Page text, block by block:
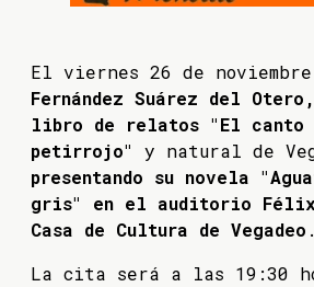
El viernes 26 de noviembre
Fernández Suárez del
libro de relatos "El canto
petirrojo"
y natural de
presentando su novela
gris" en el auditorio Félix
Casa de Cultura de Vegadeo .
La cita será a las 19:30